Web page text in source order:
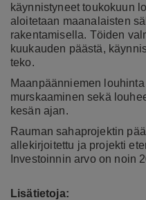
käynnistyneet toukokuun
aloitetaan maanalaisten
rakentamisella. Töiden
kuukauden päästä,
teko.
Maanpäänniemen
murskaaminen sekä
kesän ajan.
Rauman sahaprojektin
allekirjoitettu ja projekti
Investoinnin arvo on noin
Lisätietoja: